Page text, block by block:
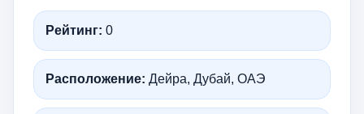
Рейтинг: 0
Расположение: Дейра, Дубай, ОАЭ